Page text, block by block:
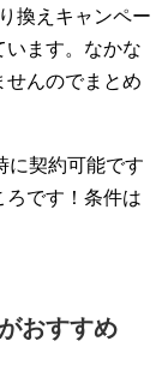
換えキャンペー
います。なかな
せんのでまとめ
に契約可能です
ろです！条件は
おすすめ